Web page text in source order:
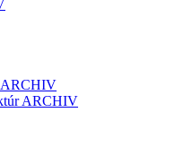
ARCHIV
ARCHIV